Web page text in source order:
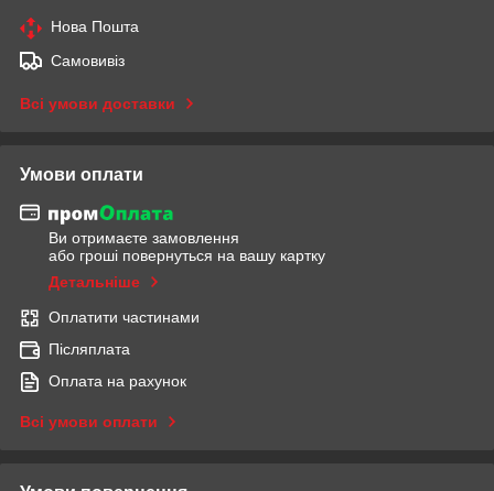
Нова Пошта
Самовивіз
Всі умови доставки
Умови оплати
Ви отримаєте замовлення
або гроші повернуться на вашу картку
Детальніше
Оплатити частинами
Післяплата
Оплата на рахунок
Всі умови оплати